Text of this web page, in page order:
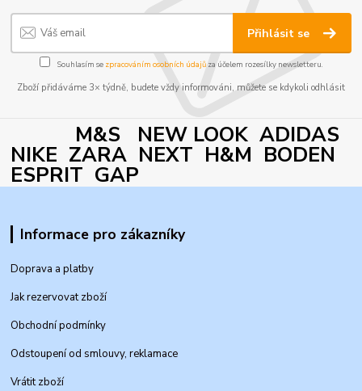
Přihlásit se
Souhlasím se zpracováním osobních údajůza účelem rozesílky newsletteru.
Zboží přidáváme 3× týdně, budete vždy informováni, můžete se kdykoli odhlásit
M&S NEW LOOK ADIDAS
NIKE ZARA NEXT H&M BODEN
ESPRIT GAP
Informace pro zákazníky
Doprava a platby
Jak rezervovat zboží
Obchodní podmínky
Odstoupení od smlouvy, reklamace
Vrátit zboží